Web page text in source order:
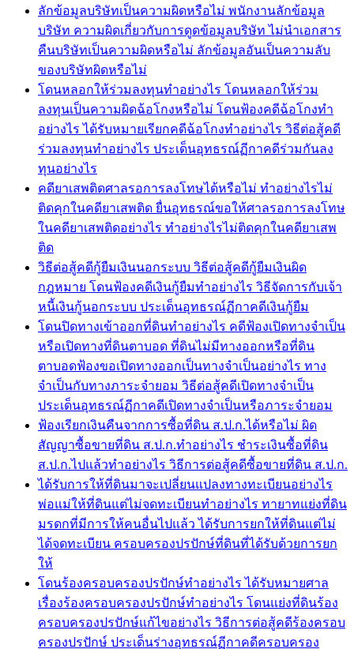
ลักข้อมูลบริษัทเป็นความผิดหรือไม่ พนักงานลักข้อมูล
บริษัท ความผิดเกี่ยวกับการดูดข้อมูลบริษัท ไม่นำเอกสาร
คืนบริษัทเป็นความผิดหรือไม่ ลักข้อมูลอันเป็นความลับ
ของบริษัทผิดหรือไม่
โดนหลอกให้ร่วมลงทุนทำอย่างไร โดนหลอกให้ร่วม
ลงทุนเป็นความผิดฉ้อโกงหรือไม่ โดนฟ้องคดีฉ้อโกงทำ
อย่างไร ได้รับหมายเรียกคดีฉ้อโกงทำอย่างไร วิธีต่อสู้คดี
ร่วมลงทุนทำอย่างไร ประเด็นอุทธรณ์ฏีกาคดีร่วมกันลง
ทุนอย่างไร
คดียาเสพติดศาลรอการลงโทษได้หรือไม่ ทำอย่างไรไม่
ติดคุกในคดียาเสพติด ยื่นอุทธรณ์ขอให้ศาลรอการลงโทษ
ในคดียาเสพติดอย่างไร ทำอย่างไรไม่ติดคุกในคดียาเสพ
ติด
วิธีต่อสู้คดีกู้ยืมเงินนอกระบบ วิธีต่อสู้คดีกู้ยืมเงินผิด
กฎหมาย โดนฟ้องคดีเงินกู้ยืมทำอย่างไร วิธีจัดการกับเจ้า
หนี้เงินกู้นอกระบบ ประเด็นอุทธรณ์ฏีกาคดีเงินกู้ยืม
โดนปิดทางเข้าออกที่ดินทำอย่างไร คดีฟ้องเปิดทางจำเป็น
หรือเปิดทางที่ดินตาบอด ที่ดินไม่มีทางออกหรือที่ดิน
ตาบอดฟ้องขอเปิดทางออกเป็นทางจำเป็นอย่างไร ทาง
จำเป็นกับทางภาระจำยอม วิธีต่อสู้คดีเปิดทางจำเป็น
ประเด็นอุทธรณ์ฏีกาคดีเปิดทางจำเป็นหรือภาระจำยอม
ฟ้องเรียกเงินคืนจากการซื้อที่ดิน ส.ป.ก.ได้หรือไม่ ผิด
สัญญาซื้อขายที่ดิน ส.ป.ก.ทำอย่างไร ชำระเงินซื้อที่ดิน
ส.ป.ก.ไปแล้วทำอย่างไร วิธีการต่อสู้คดีซื้อขายที่ดิน ส.ป.ก.
ได้รับการให้ที่ดินมาจะเปลี่ยนแปลงทางทะเบียนอย่างไร
พ่อแม่ให้ที่ดินแต่ไม่จดทะเบียนทำอย่างไร ทายาทแย่งที่ดิน
มรดกที่มีการให้คนอื่นไปแล้ว ได้รับการยกให้ที่ดินแต่ไม่
ได้จดทะเบียน ครอบครองปรปักษ์ที่ดินที่ได้รับด้วยการยก
ให้
โดนร้องครอบครองปรปักษ์ทำอย่างไร ได้รับหมายศาล
เรื่องร้องครอบครองปรปักษ์ทำอย่างไร โดนแย่งที่ดินร้อง
ครอบครองปรปักษ์แก้ไขอย่างไร วิธีการต่อสู้คดีร้องครอบ
ครองปรปักษ์ ประเด็นร่างอุทธรณ์ฏีกาคดีครอบครอง